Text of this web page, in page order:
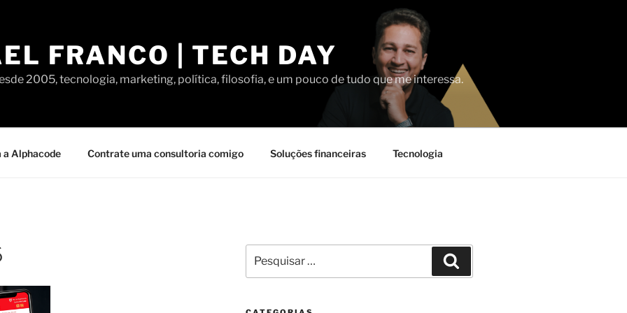
FRANCO | TECH DAY
2005, tecnologia, marketing, política, filosofia, e um pouco de tudo que me interessa.
a Alphacode Contrate uma consultoria comigo Soluções financeiras Tecnologia
por: